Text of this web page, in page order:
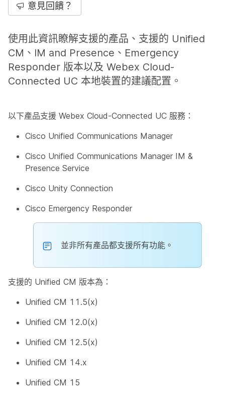
意見回饋？
使用此資訊瞭解支援的產品、支援的 Unified
CM、IM and Presence、Emergency
Responder 版本以及 Webex Cloud-
Connected UC 本地裝置的建議配置。
以下產品支援 Webex Cloud-Connected UC 服務：
Cisco Unified Communications Manager
Cisco Unified Communications Manager IM &
Presence Service
Cisco Unity Connection
Cisco Emergency Responder
並非所有產品都支援所有功能。
支援的 Unified CM 版本為：
Unified CM 11.5(x)
Unified CM 12.0(x)
Unified CM 12.5(x)
Unified CM 14.x
Unified CM 15